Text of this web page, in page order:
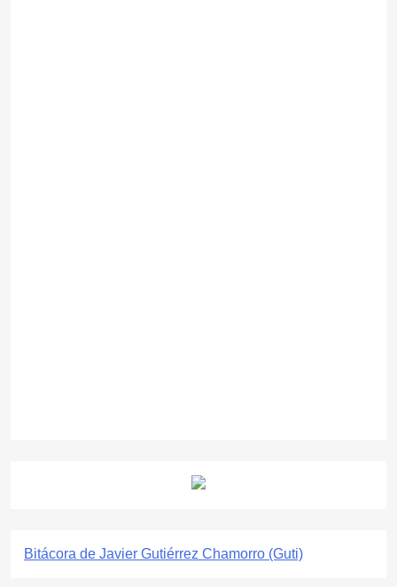
Bitácora de Javier Gutiérrez Chamorro (Guti)